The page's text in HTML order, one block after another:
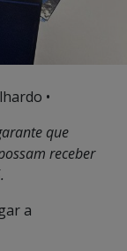
•
que
receber
a